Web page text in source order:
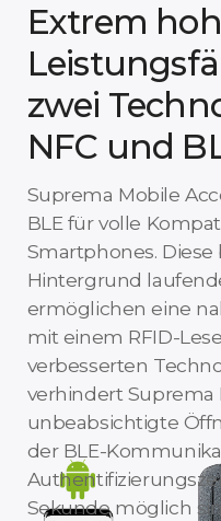
Extrem
zwei
NFC und
Suprema Mobile
BLE für volle
Smartphones.
Hintergrund
ermöglichen eine
mit einem RFID-
verbesserten
verhindert Suprema
unbeabsichtigte
der BLE-
Sekunde möglich